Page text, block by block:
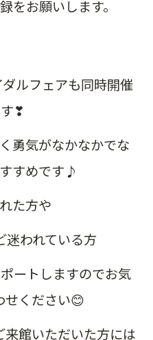
をお願いします。
ルフェアも同時開催
❣
勇気がなかなかでな
すめです♪
た方や
迷われている方
ートしますのでお気
せください😊
館いただいた方には